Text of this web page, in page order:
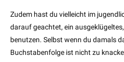
Zudem hast du vielleicht im
darauf geachtet, ein
benutzen. Selbst wenn du damals
Buchstabenfolge ist nicht zu